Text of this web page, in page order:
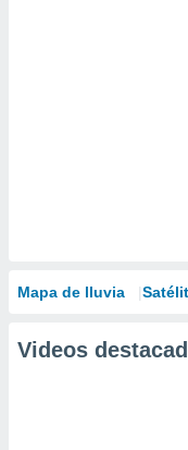
Mapa de lluvia
Videos